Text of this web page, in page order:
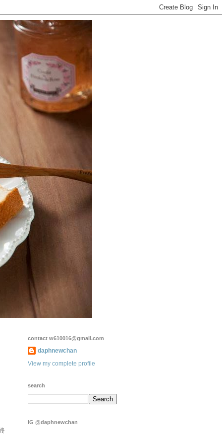
contact w610016@gmail.com
daphnewchan
View my complete profile
search
IG @daphnewchan